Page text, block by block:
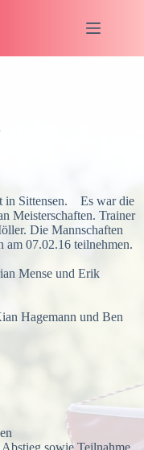
in Sittensen. Es war die
Meisterschaften. Trainer
Die Mannschaften
am 07.02.16 teilnehmen.
Mense und Erik
Hagemann und Ben
sowie Teilnahme